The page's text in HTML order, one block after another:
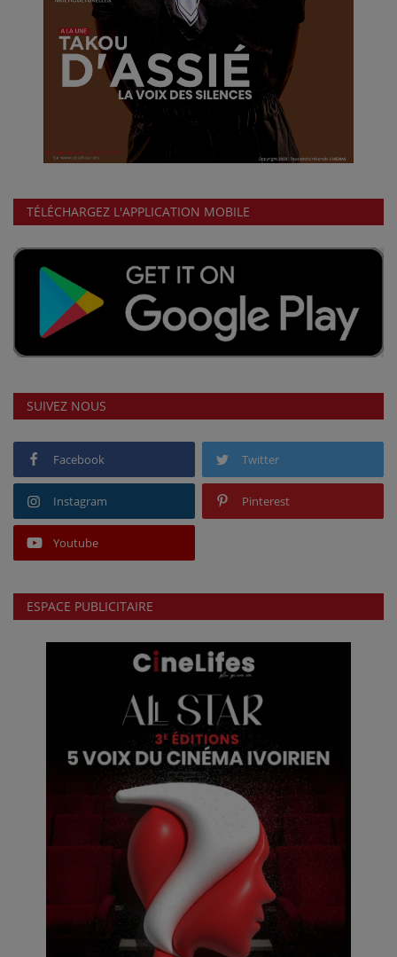
TÉLÉCHARGEZ L'APPLICATION MOBILE
SUIVEZ NOUS
Facebook Twitter
Instagram Pinterest
Youtube
ESPACE PUBLICITAIRE